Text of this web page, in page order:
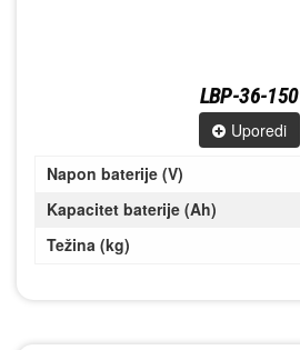
LBP-36-150
Uporedi
Napon baterije (V)
Kapacitet baterije (Ah)
Težina (kg)